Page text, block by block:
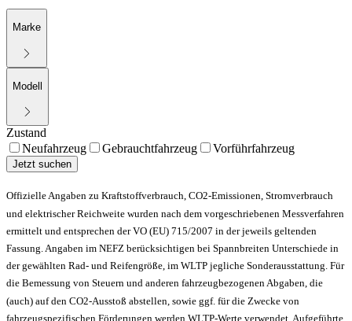
Marke
Modell
Zustand
Neufahrzeug
Gebrauchtfahrzeug Vorführfahrzeug
Jetzt suchen
Offizielle Angaben zu Kraftstoffverbrauch, CO2-Emissionen, Stromverbrauch
und elektrischer Reichweite wurden nach dem vorgeschriebenen Messverfahren
ermittelt und entsprechen der VO (EU) 715/2007 in der jeweils geltenden
Fassung. Angaben im NEFZ berücksichtigen bei Spannbreiten Unterschiede in
der gewählten Rad- und Reifengröße, im WLTP jegliche Sonderausstattung. Für
die Bemessung von Steuern und anderen fahrzeugbezogenen Abgaben, die
(auch) auf den CO2-Ausstoß abstellen, sowie ggf. für die Zwecke von
fahrzeugspezifischen Förderungen werden WLTP-Werte verwendet. Aufgeführte